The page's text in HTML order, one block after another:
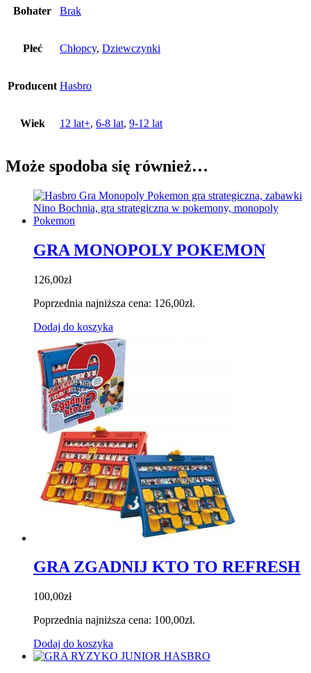
Bohater Brak
Płeć Chłopcy, Dziewczynki
Producent Hasbro
Wiek 12 lat+, 6-8 lat, 9-12 lat
Może spodoba się również…
GRA MONOPOLY POKEMON
126,00zł
Poprzednia najniższa cena: 126,00zł.
Dodaj do koszyka
GRA ZGADNIJ KTO TO REFRESH
100,00zł
Poprzednia najniższa cena: 100,00zł.
Dodaj do koszyka